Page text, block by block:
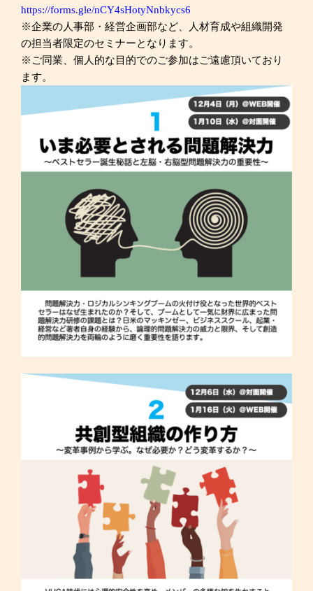
https://forms.gle/nCY4sHotyNnbkycs6
※企業の人事部・経営企画部など、人材育成や組織開発
の担当者限定のセミナーとなります。
※ご同業、個人的な目的でのご参加はご遠慮頂いており
ます。